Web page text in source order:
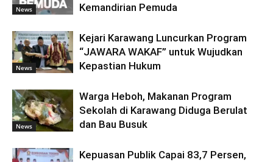
News
Kemandirian Pemuda
News
Kejari Karawang Luncurkan Program
“JAWARA WAKAF” untuk Wujudkan
Kepastian Hukum
News
Warga Heboh, Makanan Program
Sekolah di Karawang Diduga Berulat
dan Bau Busuk
Kepuasan Publik Capai 83,7 Persen,